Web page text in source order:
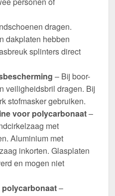
dragen.
dakplaten hebben
splinters direct
– Bij boor-
veiligheidsbril dragen. Bij
stofmasker gebruiken.
voor polycarbonaat–
met
Aluminium met
inkorten. Glasplaten
en mogen niet
–